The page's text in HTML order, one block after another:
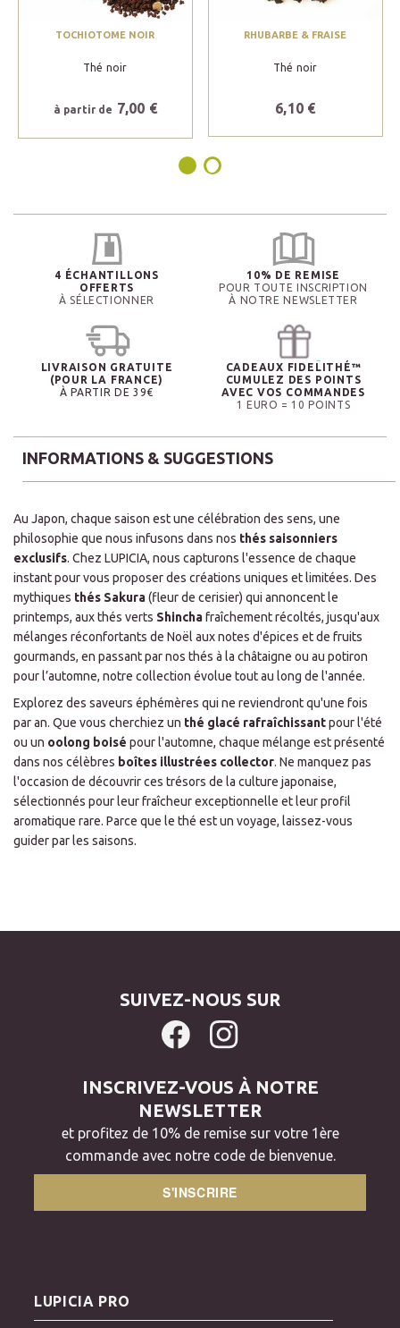
TOCHIOTOME NOIR
Thé noir
à partir de 7,00 €
RHUBARBE & FRAISE
Thé noir
6,10 €
4 ÉCHANTILLONS
OFFERTS
À SÉLECTIONNER
10% DE REMISE
POUR TOUTE INSCRIPTION
À NOTRE NEWSLETTER
LIVRAISON GRATUITE
(POUR LA FRANCE)
À PARTIR DE 39€
CADEAUX FIDELITHÉ™
CUMULEZ DES POINTS
AVEC VOS COMMANDES
1 EURO = 10 POINTS
INFORMATIONS & SUGGESTIONS
Au Japon, chaque saison est une célébration des sens, une
philosophie que nous infusons dans nos thés saisonniers
exclusifs. Chez LUPICIA, nous capturons l'essence de chaque
instant pour vous proposer des créations uniques et limitées. Des
mythiques thés Sakura(fleur de cerisier) qui annoncent le
printemps, aux thés verts Shinchafraîchement récoltés, jusqu'aux
mélanges réconfortants de Noël aux notes d'épices et de fruits
gourmands, en passant par nos thés à la châtaigne ou au potiron
pour l’automne, notre collection évolue tout au long de l'année.
Explorez des saveurs éphémères qui ne reviendront qu'une fois
par an. Que vous cherchiez un thé glacé rafraîchissantpour l'été
ou un oolong boisé pour l'automne, chaque mélange est présenté
dans nos célèbres boîtes illustrées collector. Ne manquez pas
l'occasion de découvrir ces trésors de la culture japonaise,
sélectionnés pour leur fraîcheur exceptionnelle et leur profil
aromatique rare. Parce que le thé est un voyage, laissez-vous
guider par les saisons.
SUIVEZ-NOUS SUR
INSCRIVEZ-VOUS À NOTRE
NEWSLETTER
et profitez de 10% de remise sur votre 1ère
commande avec notre code de bienvenue.
S'INSCRIRE
LUPICIA PRO